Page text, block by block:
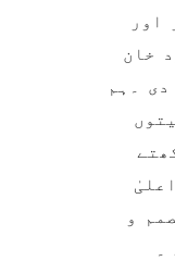
اور
خان
۔ہم
و